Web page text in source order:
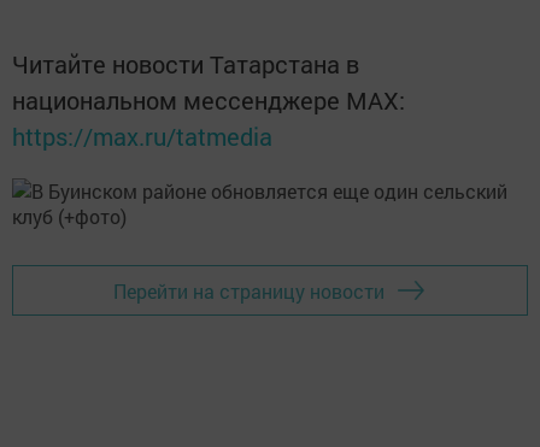
Читайте новости Татарстана в
национальном мессенджере MАХ:
https://max.ru/tatmedia
Перейти на страницу новости